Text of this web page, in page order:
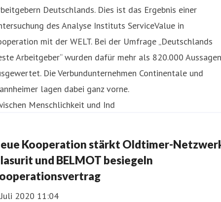
Deutschlands. Dies ist das Ergebnis einer
des Analyse Instituts ServiceValue in
mit der WELT. Bei der Umfrage „Deutschlands
Arbeitgeber“ wurden dafür mehr als 820.000 Aussagen
Die Verbundunternehmen Continentale und
lagen dabei ganz vorne.
Menschlichkeit und Ind
Kooperation stärkt Oldtimer-
und BELMOT besiegeln
2020 11:04